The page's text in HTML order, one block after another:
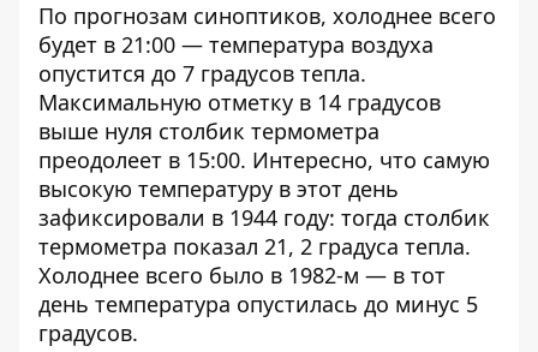
По прогнозам синоптиков, холоднее всего
будет в 21:00 — температура воздуха
опустится до 7 градусов тепла.
Максимальную отметку в 14 градусов
выше нуля столбик термометра
преодолеет в 15:00. Интересно, что самую
высокую температуру в этот день
зафиксировали в 1944 году: тогда столбик
термометра показал 21, 2 градуса тепла.
Холоднее всего было в 1982-м — в тот
день температура опустилась до минус 5
градусов.